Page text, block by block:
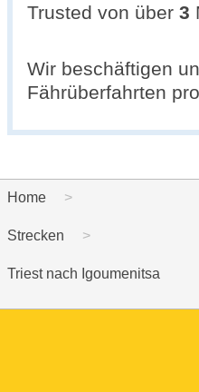
Trusted von über 3
Wir beschäftigen
Fährüberfahrten
Home
Strecken
Triest nach Igoumenitsa